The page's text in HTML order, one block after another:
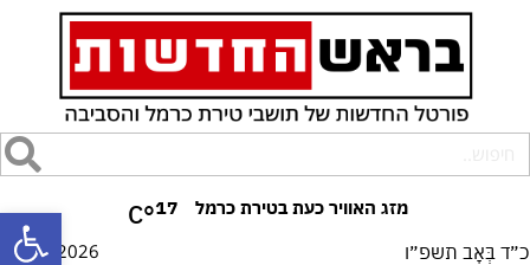
פתח 17
°C
כ״ד בְּאָב תשפ״ו 07/08/2026